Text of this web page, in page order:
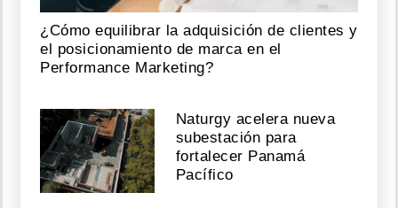
¿Cómo equilibrar la adquisición de clientes y
el posicionamiento de marca en el
Performance Marketing?
Naturgy acelera nueva
subestación para
fortalecer Panamá
Pacífico